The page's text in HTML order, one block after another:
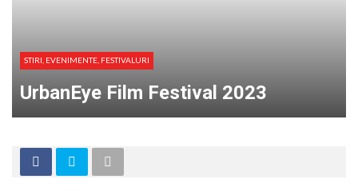
STIRI, EVENIMENTE, FESTIVALURI
UrbanEye Film Festival 2023